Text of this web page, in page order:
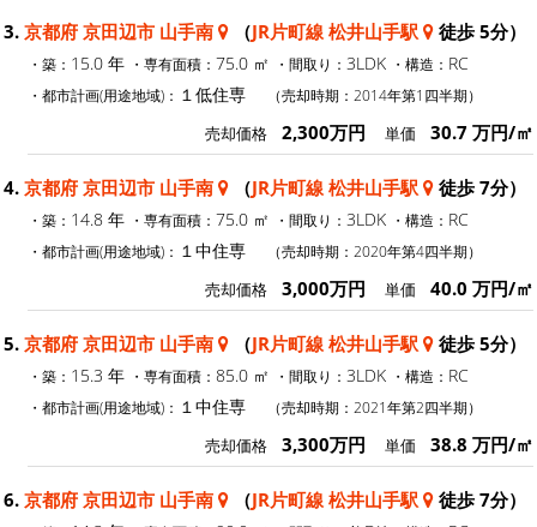
3. 京都府 京田辺市 山手南 （JR片町線 松井山手駅 徒歩 5分）
・築： 15.0 年 ・専有面積： 75.0 ㎡ ・間取り： 3LDK ・構造： RC
・都市計画(用途地域)： １低住専 （売却時期：2014年第1四半期）
売却価格 2,300万円 単価 30.7 万円/㎡
4. 京都府 京田辺市 山手南 （JR片町線 松井山手駅 徒歩 7分）
・築： 14.8 年 ・専有面積： 75.0 ㎡ ・間取り： 3LDK ・構造： RC
・都市計画(用途地域)： １中住専 （売却時期：2020年第4四半期）
売却価格 3,000万円 単価 40.0 万円/㎡
5. 京都府 京田辺市 山手南 （JR片町線 松井山手駅 徒歩 5分）
・築： 15.3 年 ・専有面積： 85.0 ㎡ ・間取り： 3LDK ・構造： RC
・都市計画(用途地域)： １中住専 （売却時期：2021年第2四半期）
売却価格 3,300万円 単価 38.8 万円/㎡
6. 京都府 京田辺市 山手南 （JR片町線 松井山手駅 徒歩 7分）